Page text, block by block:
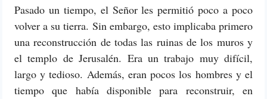
Pasado un tiempo, el Señor les permitió poco a poco
volver a su tierra. Sin embargo, esto implicaba primero
una reconstrucción de todas las ruinas de los muros y
el templo de Jerusalén. Era un trabajo muy difícil,
largo y tedioso. Además, eran pocos los hombres y el
tiempo que había disponible para reconstruir, en